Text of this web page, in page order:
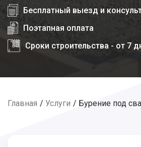
Бесплатный выезд и
Поэтапная оплата
Сроки строительства - от 7
Главная Услуги Бурение под